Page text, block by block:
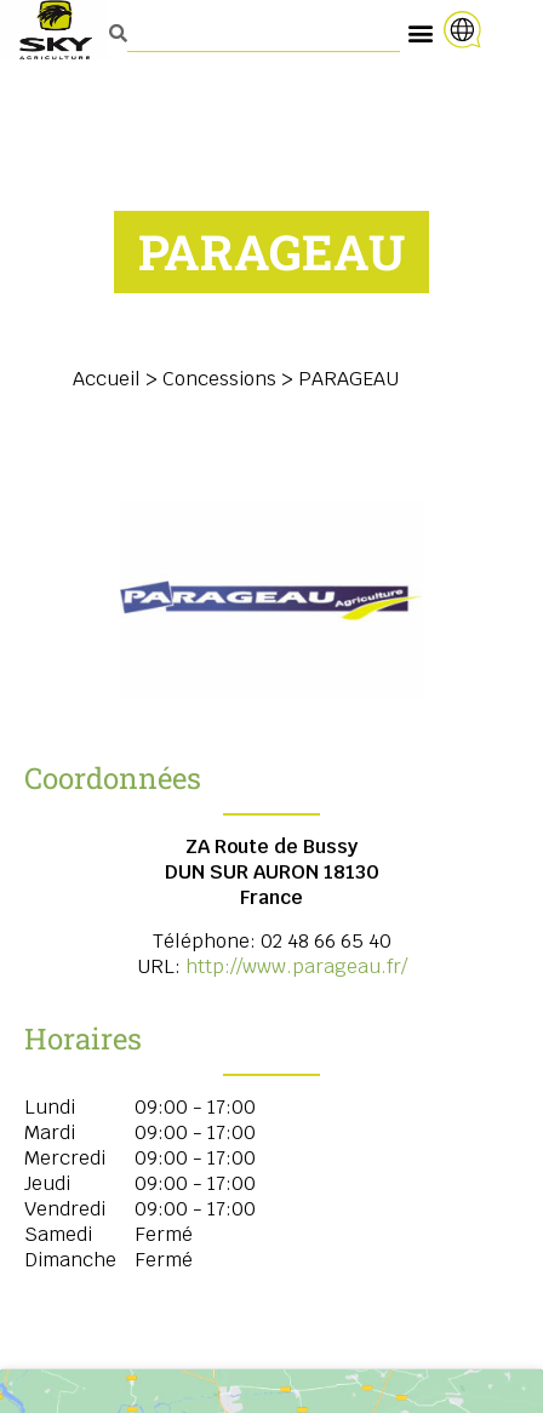
PARAGEAU
Accueil > Concessions > PARAGEAU
Coordonnées
ZA Route de Bussy
DUN SUR AURON 18130
France
Téléphone: 02 48 66 65 40
URL: http://www.parageau.fr/
Horaires
Lundi
09:00 - 17:00
Mardi
09:00 - 17:00
Mercredi
09:00 - 17:00
Jeudi
09:00 - 17:00
Vendredi
09:00 - 17:00
Samedi
Fermé
Dimanche
Fermé